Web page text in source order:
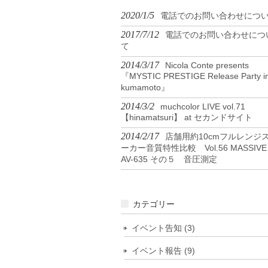
2020/1/5 電話でのお問い合わせにつ
2017/7/12
電話でのお問い合わせにつ
て
2014/3/17
Nicola Conte presents
『MYSTIC PRESTIGE Release Party
kumamoto』
2014/3/2
muchcolor LIVE vol.71
【hinamatsuri】 at セカンドサイト
2014/2/17
店舗用約10cmフルレンジ
ーカー音質特性比較 Vol.56 MASSIVE
AV-635 その５ 音圧測定
カテゴリー
イベント告知 (3)
イベント報告 (9)